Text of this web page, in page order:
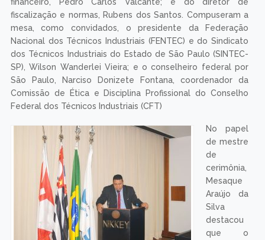
fiscalização e normas, Rubens dos Santos. Compuseram a
mesa, como convidados, o presidente da Federação
Nacional dos Técnicos Industriais (FENTEC) e do Sindicato
dos Técnicos Industriais do Estado de São Paulo (SINTEC-
SP), Wilson Wanderlei Vieira; e o conselheiro federal por
São Paulo, Narciso Donizete Fontana, coordenador da
Comissão de Ética e Disciplina Profissional do Conselho
Federal dos Técnicos Industriais (CFT)
No papel
de mestre
de
cerimônia,
Mesaque
Araújo da
Silva
destacou
que o